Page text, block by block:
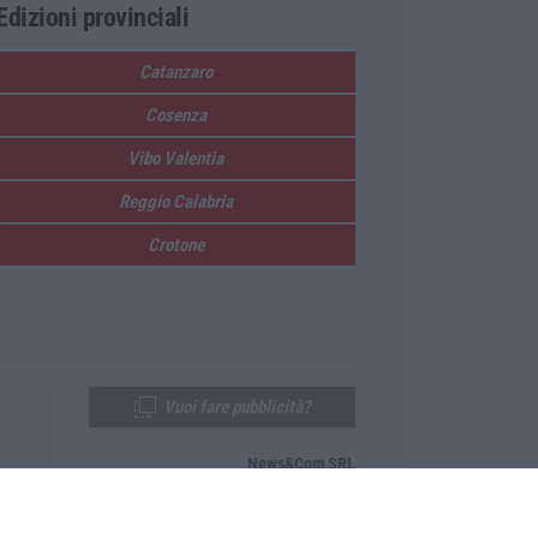
provinciali
Catanzaro
Cosenza
Vibo Valentia
Reggio Calabria
Crotone
News&Com SRL